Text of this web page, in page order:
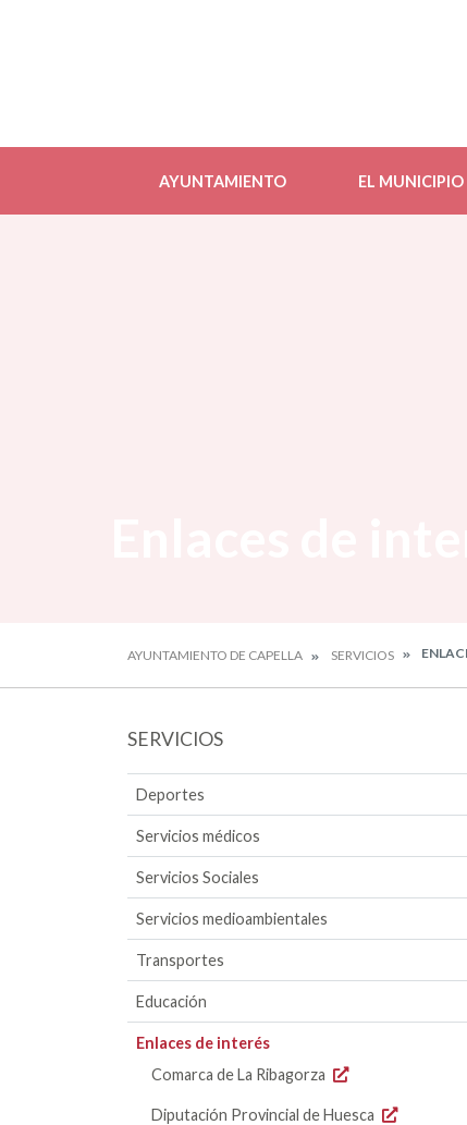
AYUNTAMIENTO EL MUNICIPIO
AYUNTAMIENTO DE CAPELLA SERVICIOS
SERVICIOS
Deportes
Servicios médicos
Servicios Sociales
Servicios medioambientales
Transportes
Educación
Enlaces de interés
Comarca de La Ribagorza
Diputación Provincial de Huesca